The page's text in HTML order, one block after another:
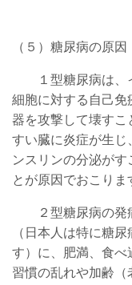
（５）糖尿病の原因
１型糖尿病は、イ
細胞に対する自己免
器を攻撃して壊すこ
すい臓に炎症が生じ
ンスリンの分泌が
とが原因でおこりま
２型糖尿病の発病
（日本人は特に糖
す）に、肥満、食べ
習慣の乱れや加齢（